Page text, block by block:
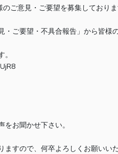
ご意見・ご要望を募集しておりま
ご要望・不具合報告」から皆様
お聞かせ下さい。
すので、何卒よろしくお願いいた